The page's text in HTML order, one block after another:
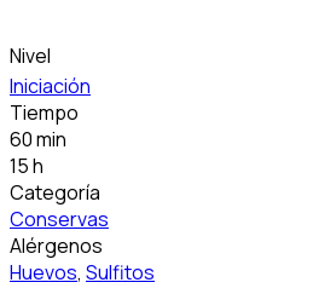
Nivel
Iniciación
Tiempo
60 min
15 h
Categoría
Conservas
Alérgenos
Huevos, Sulfitos